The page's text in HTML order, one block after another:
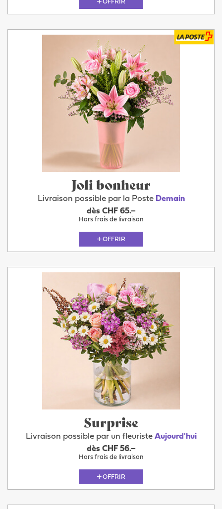
OFFRIR
Joli bonheur
Livraison possible par la Poste Demain
dès CHF 65.–
Hors frais de livraison
OFFRIR
Surprise
Livraison possible par un fleuriste Aujourd'hui
dès CHF 56.–
Hors frais de livraison
OFFRIR